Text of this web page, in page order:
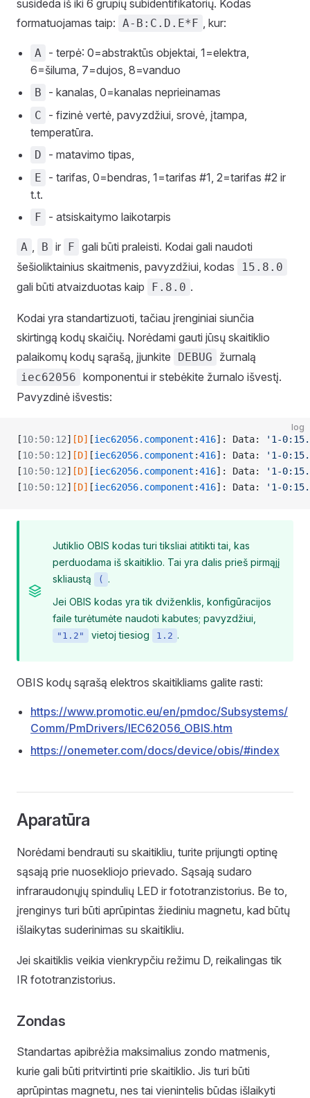
susideda iš iki 6 grupių subidentifikatorių. Kodas
formatuojamas taip: A-B:C.D.E*F , kur:
A - terpė: 0=abstraktūs objektai, 1=elektra,
6=šiluma, 7=dujos, 8=vanduo
B - kanalas, 0=kanalas neprieinamas
C
- fizinė vertė, pavyzdžiui, srovė, įtampa,
temperatūra.
D - matavimo tipas,
E
- tarifas, 0=bendras, 1=tarifas #1, 2=tarifas #2 ir
t.t.
F - atsiskaitymo laikotarpis
A , B ir F gali būti praleisti. Kodai gali naudoti
šešioliktainius skaitmenis, pavyzdžiui, kodas
15.8.0
gali būti atvaizduotas kaip F.8.0 .
Kodai yra standartizuoti, tačiau įrenginiai siunčia
skirtingą kodų skaičių. Norėdami gauti jūsų skaitiklio
palaikomų kodų sąrašą, įjunkite
DEBUG žurnalą
iec62056 komponentui ir stebėkite žurnalo išvestį.
Pavyzdinė išvestis:
log
[10:50:12] [D] [iec62056.component :416]: Data:
'1-
[10:50:12] [D] [iec62056.component :416]: Data:
'1-
[10:50:12] [D] [iec62056.component :416]: Data:
'1-
[10:50:12] [D] [iec62056.component :416]: Data: '1-
Jutiklio OBIS kodas turi tiksliai atitikti tai, kas
perduodama iš skaitiklio. Tai yra dalis prieš pirmąjį
skliaustą
(
.
Jei OBIS kodas yra tik dviženklis, konfigūracijos
faile turėtumėte naudoti kabutes; pavyzdžiui,
"1.2" vietoj tiesiog 1.2 .
OBIS kodų sąrašą elektros skaitikliams galite rasti:
https://www.promotic.eu/en/pmdoc/Subsystems/
Comm/PmDrivers/IEC62056_OBIS.htm
https://onemeter.com/docs/device/obis/#index
Aparatūra
Norėdami bendrauti su skaitikliu, turite prijungti optinę
sąsają prie nuosekliojo prievado. Sąsają sudaro
infraraudonųjų spindulių LED ir fototranzistorius. Be to,
įrenginys turi būti aprūpintas žiediniu magnetu, kad būtų
išlaikytas suderinimas su skaitikliu.
Jei skaitiklis veikia vienkrypčiu režimu D, reikalingas tik
IR fototranzistorius.
Zondas
Standartas apibrėžia maksimalius zondo matmenis,
kurie gali būti pritvirtinti prie skaitiklio. Jis turi būti
aprūpintas magnetu, nes tai vienintelis būdas išlaikyti